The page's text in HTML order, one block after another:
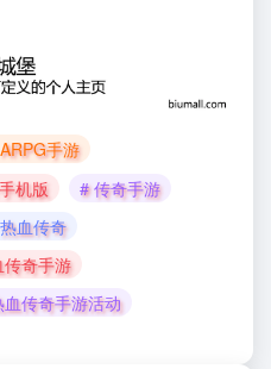
手游
机版
# 传奇手游
血传奇
奇手游
血传奇手游活动